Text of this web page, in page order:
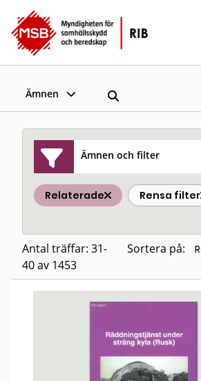
Ämnen
Ämnen och filter
Relaterade Rensa filter
Antal träffar: 31-
40 av 1453
Sortera på: